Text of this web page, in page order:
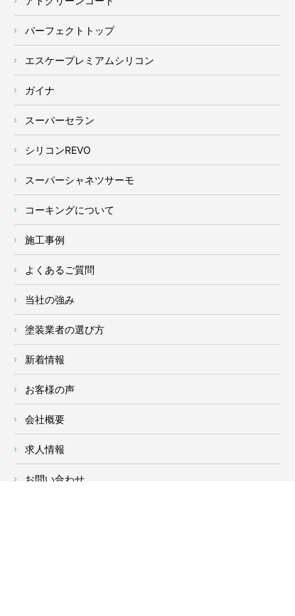
パーフェクトトップ
エスケープレミアムシリコン
ガイナ
スーパーセラン
シリコンREVO
スーパーシャネツサーモ
コーキングについて
施工事例
よくあるご質問
当社の強み
塗装業者の選び方
新着情報
お客様の声
会社概要
求人情報
お問い合わせ